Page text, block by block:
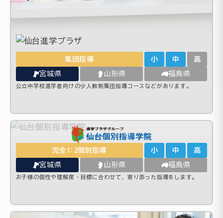
集団指導 小 中 高
宮城県 山形県 福島県
公立中学校進学者向けの少人数制集団指導コースなどがあります。
完全1:2個別指導 小 中 高
宮城県 山形県 福島県
お子様の個性や理解度・目標に合わせて、寄り添った指導をします。